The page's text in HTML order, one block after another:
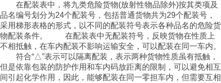
在配装表中，将九类危险货物(放射性物品除外)按其类项及
品名编号划分为24个配装号，包括普通货物共为29个配装号，
采用梯形表格的形式，以不同的配装符号表示各种品名的危险货
物配装条件。 在配装表中无配装符号，反映货物在性质上
不相抵触，在车内配装不影响运输安全，可以配装在同一车内。
符合“△”表示可以隔离配装，表示两种货物性质虽有抵触，
但是依靠包装的防护作用和车内码放距离的限制，可以避免相互
间引起化学作用，因此，能够配装在同一零担车内，但需要互相